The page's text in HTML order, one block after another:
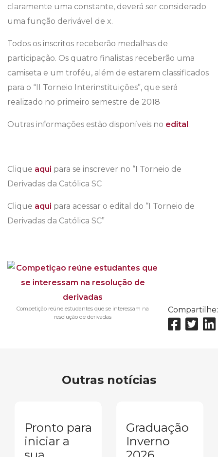
claramente uma constante, deverá ser considerado
uma função derivável de x.
Todos os inscritos receberão medalhas de
participação. Os quatro finalistas receberão uma
camiseta e um troféu, além de estarem classificados
para o “II Torneio Interinstituições”, que será
realizado no primeiro semestre de 2018
Outras informações estão disponíveis no edital .
Clique aqui para se inscrever no “I Torneio de
Derivadas da Católica SC
Clique aqui para acessar o edital do “I Torneio de
Derivadas da Católica SC”
Competição reúne estudantes que se interessam na
resolução de derivadas
Compartilhe:
Outras notícias
Pronto para
iniciar a
Graduação
Inverno